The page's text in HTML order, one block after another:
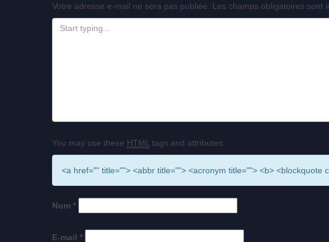
Votre adresse e-mail ne sera pas publiée. Les champs obligatoires sont
You may use these HTML tags and attributes:
<a href="" title=""> <abbr title=""> <acronym title=""> <b>
Nom *
E-mail *